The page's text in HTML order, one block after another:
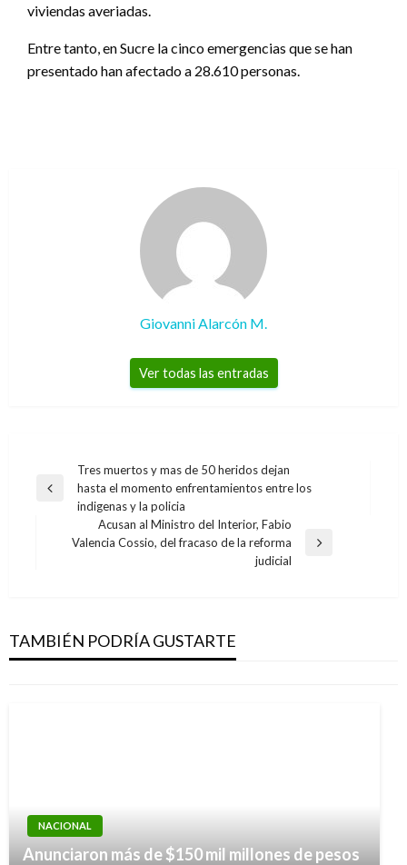
viviendas averiadas.
Entre tanto, en Sucre la cinco emergencias que se han
presentado han afectado a 28.610 personas.
Giovanni Alarcón M.
Ver todas las entradas
Navegación
de
entradas
Entrada
anterior
Tres muertos y mas de 50 heridos dejan
hasta el momento enfrentamientos entre los
indigenas y la policia
Entrada
Acusan al Ministro del Interior, Fabio
Valencia Cossio, del fracaso de la reforma
judicial
TAMBIÉN PODRÍA GUSTARTE
$1.000 millones
Giovanni Alarcón M. jueves junio 6, 2019
NACIONAL
Anunciaron más de $150 mil millones de pesos